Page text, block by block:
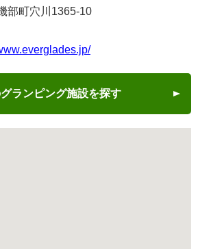
部町穴川1365-10
ランピング施設を探す